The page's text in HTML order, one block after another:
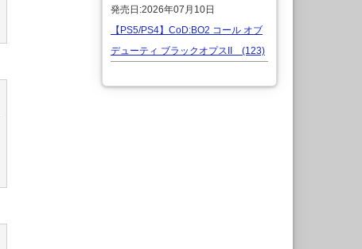
発売日:2026年07月10日
【PS5/PS4】CoD:BO2 コール オブ
デューティ ブラックオプスII (123)